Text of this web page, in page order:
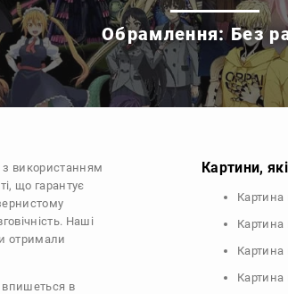
Обрамлення: Без
з використанням
що гарантує
Наші
отримали
впишеться в
Картини,
Картина
Картина
Картина
Картина